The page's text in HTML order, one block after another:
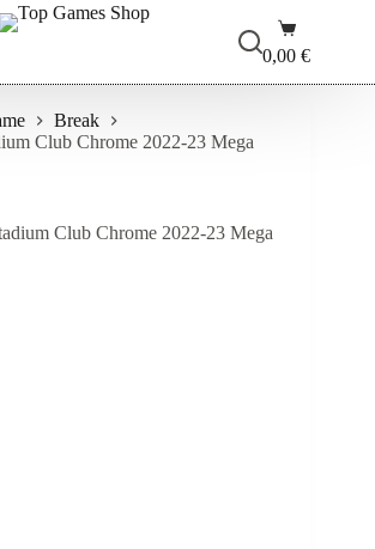
Carrello
0,00€
Break
Club Chrome 2022-23 Mega